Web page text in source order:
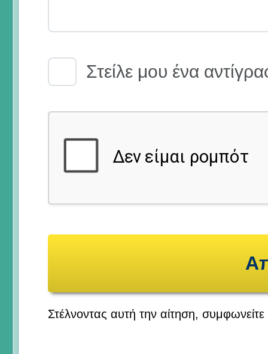
Email Receipt
Στείλε μου ένα
Στέλνοντας αυτή την αίτηση,